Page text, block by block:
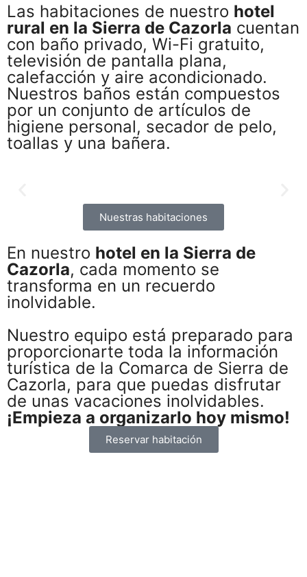
Las habitaciones de nuestro hotel
rural en la Sierra de Cazorla cuentan
con baño privado, Wi-Fi gratuito,
televisión de pantalla plana,
calefacción y aire acondicionado.
Nuestros baños están compuestos
por un conjunto de artículos de
higiene personal, secador de pelo,
toallas y una bañera.
Habitación de Matrimonio
reservar
Nuestras habitaciones
En nuestro hotel en la Sierra de
Cazorla, cada momento se
transforma en un recuerdo
inolvidable.
Nuestro equipo está preparado para
proporcionarte toda la información
turística de la Comarca de Sierra de
Cazorla, para que puedas disfrutar
de unas vacaciones inolvidables.
¡Empieza a organizarlo hoy mismo!
Reservar habitación